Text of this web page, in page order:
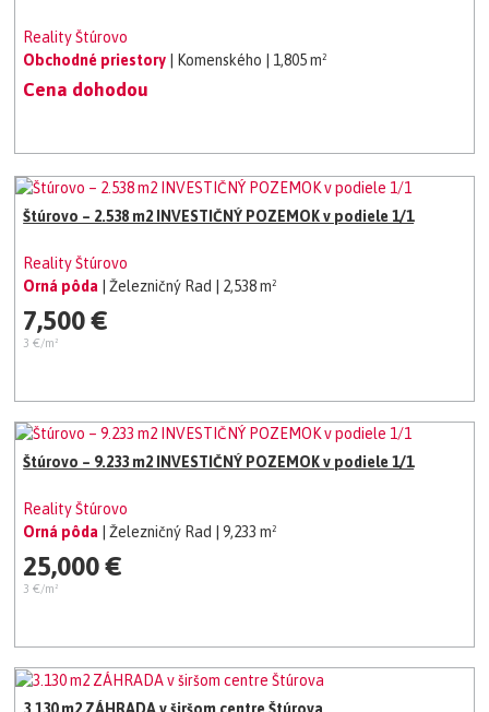
Reality Štúrovo
Obchodné priestory
| Komenského | 1,805 m²
Cena dohodou
Štúrovo – 2.538 m2 INVESTIČNÝ POZEMOK v podiele 1/1
Reality Štúrovo
Orná pôda
| Železničný Rad | 2,538 m²
7,500 €
3 €/m²
Štúrovo – 9.233 m2 INVESTIČNÝ POZEMOK v podiele 1/1
Reality Štúrovo
Orná pôda
| Železničný Rad | 9,233 m²
25,000 €
3 €/m²
3.130 m2 ZÁHRADA v širšom centre Štúrova